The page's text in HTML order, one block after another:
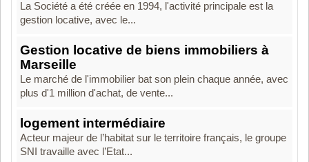
La Société a été créée en 1994, l'activité principale est la
gestion locative, avec le...
Gestion locative de biens immobiliers à
Marseille
Le marché de l'immobilier bat son plein chaque année, avec
plus d'1 million d'achat, de vente...
logement intermédiaire
Acteur majeur de l’habitat sur le territoire français, le groupe
SNI travaille avec l’Etat...